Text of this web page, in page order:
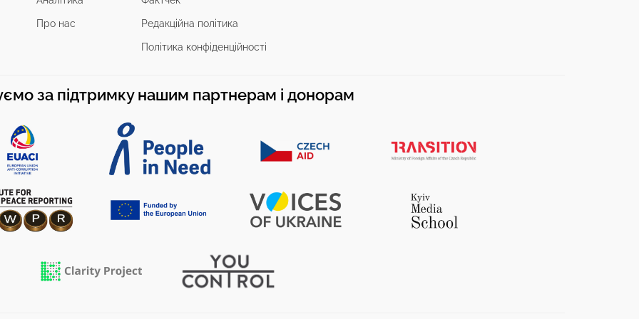
Про нас Редакційна політика
Політика конфіденційності
за підтримку нашим партнерам і донорам